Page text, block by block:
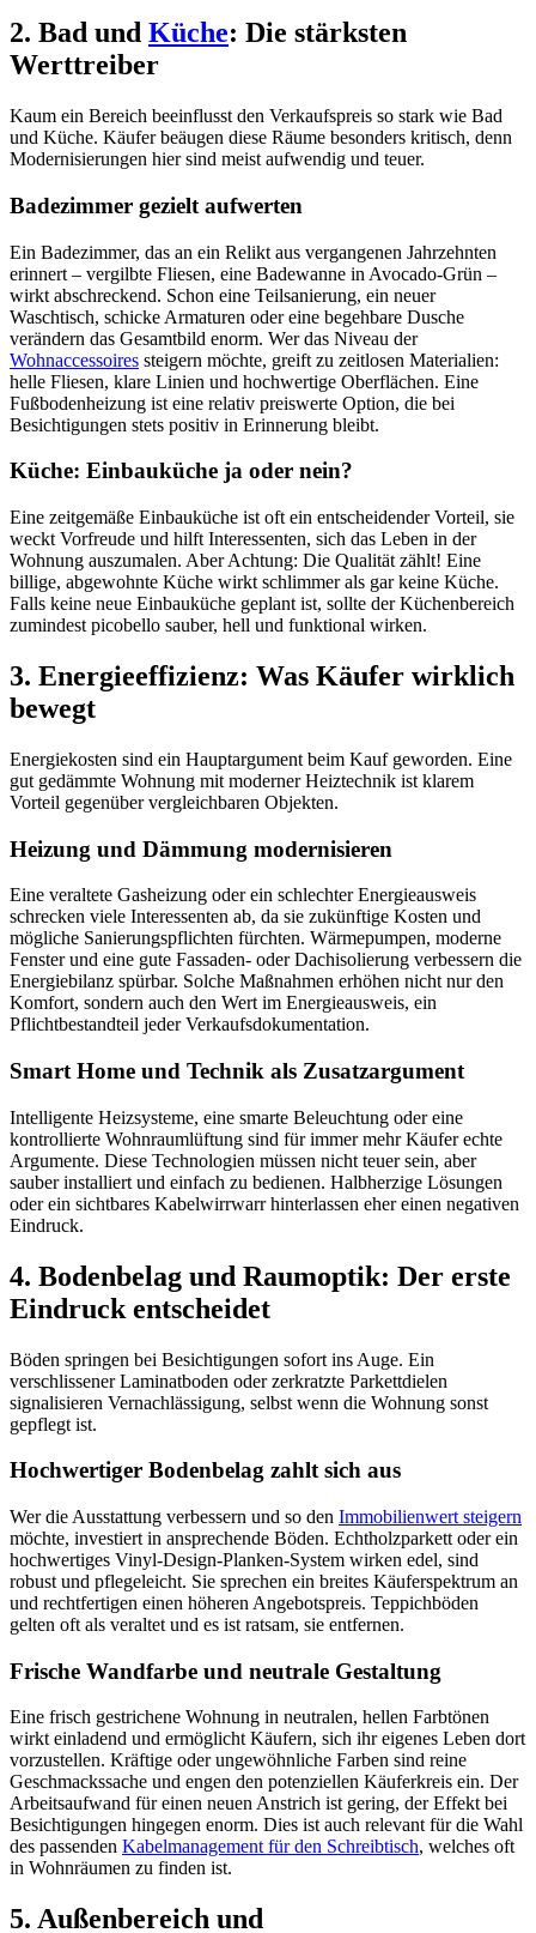
2. Bad und Küche: Die stärksten
Werttreiber
Kaum ein Bereich beeinflusst den Verkaufspreis so stark wie Bad
und Küche. Käufer beäugen diese Räume besonders kritisch, denn
Modernisierungen hier sind meist aufwendig und teuer.
Badezimmer gezielt aufwerten
Ein Badezimmer, das an ein Relikt aus vergangenen Jahrzehnten
erinnert – vergilbte Fliesen, eine Badewanne in Avocado-Grün –
wirkt abschreckend. Schon eine Teilsanierung, ein neuer
Waschtisch, schicke Armaturen oder eine begehbare Dusche
verändern das Gesamtbild enorm. Wer das Niveau der
Wohnaccessoires steigern möchte, greift zu zeitlosen Materialien:
helle Fliesen, klare Linien und hochwertige Oberflächen. Eine
Fußbodenheizung ist eine relativ preiswerte Option, die bei
Besichtigungen stets positiv in Erinnerung bleibt.
Küche: Einbauküche ja oder nein?
Eine zeitgemäße Einbauküche ist oft ein entscheidender Vorteil, sie
weckt Vorfreude und hilft Interessenten, sich das Leben in der
Wohnung auszumalen. Aber Achtung: Die Qualität zählt! Eine
billige, abgewohnte Küche wirkt schlimmer als gar keine Küche.
Falls keine neue Einbauküche geplant ist, sollte der Küchenbereich
zumindest picobello sauber, hell und funktional wirken.
3. Energieeffizienz: Was Käufer wirklich
bewegt
Energiekosten sind ein Hauptargument beim Kauf geworden. Eine
gut gedämmte Wohnung mit moderner Heiztechnik ist klarem
Vorteil gegenüber vergleichbaren Objekten.
Heizung und Dämmung modernisieren
Eine veraltete Gasheizung oder ein schlechter Energieausweis
schrecken viele Interessenten ab, da sie zukünftige Kosten und
mögliche Sanierungspflichten fürchten. Wärmepumpen, moderne
Fenster und eine gute Fassaden- oder Dachisolierung verbessern die
Energiebilanz spürbar. Solche Maßnahmen erhöhen nicht nur den
Komfort, sondern auch den Wert im Energieausweis, ein
Pflichtbestandteil jeder Verkaufsdokumentation.
Smart Home und Technik als Zusatzargument
Intelligente Heizsysteme, eine smarte Beleuchtung oder eine
kontrollierte Wohnraumlüftung sind für immer mehr Käufer echte
Argumente. Diese Technologien müssen nicht teuer sein, aber
sauber installiert und einfach zu bedienen. Halbherzige Lösungen
oder ein sichtbares Kabelwirrwarr hinterlassen eher einen negativen
Eindruck.
4. Bodenbelag und Raumoptik: Der erste
Eindruck entscheidet
Böden springen bei Besichtigungen sofort ins Auge. Ein
verschlissener Laminatboden oder zerkratzte Parkettdielen
signalisieren Vernachlässigung, selbst wenn die Wohnung sonst
gepflegt ist.
Hochwertiger Bodenbelag zahlt sich aus
Wer die Ausstattung verbessern und so den Immobilienwert steigern
möchte, investiert in ansprechende Böden. Echtholzparkett oder ein
hochwertiges Vinyl-Design-Planken-System wirken edel, sind
robust und pflegeleicht. Sie sprechen ein breites Käuferspektrum an
und rechtfertigen einen höheren Angebotspreis. Teppichböden
gelten oft als veraltet und es ist ratsam, sie entfernen.
Frische Wandfarbe und neutrale Gestaltung
Eine frisch gestrichene Wohnung in neutralen, hellen Farbtönen
wirkt einladend und ermöglicht Käufern, sich ihr eigenes Leben dort
vorzustellen. Kräftige oder ungewöhnliche Farben sind reine
Geschmackssache und engen den potenziellen Käuferkreis ein. Der
Arbeitsaufwand für einen neuen Anstrich ist gering, der Effekt bei
Besichtigungen hingegen enorm. Dies ist auch relevant für die Wahl
des passenden Kabelmanagement für den Schreibtisch, welches oft
in Wohnräumen zu finden ist.
5. Außenbereich und